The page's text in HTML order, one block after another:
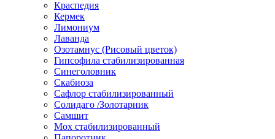
Краспедия
Кермек
Лимониум
Лаванда
Озотамнус (Рисовый цветок)
Гипсофила стабилизированная
Синеголовник
Скабиоза
Сафлор стабилизированный
Солидаго /Золотарник
Самшит
Мох стабилизированный